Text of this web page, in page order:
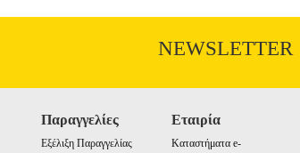
NEWSLETTER
Παραγγελίες
Εξέλιξη Παραγγελίας
Εταιρία
Καταστήματα e-